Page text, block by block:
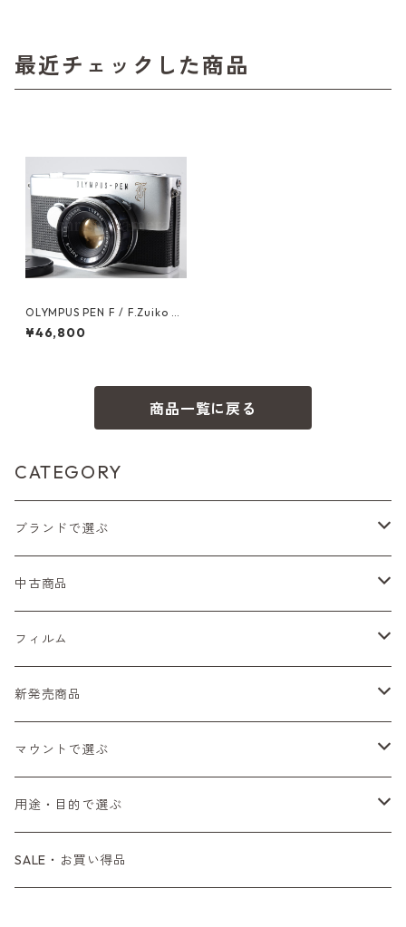
最近チェックした商品
OLYMPUS PEN F / F.Zuiko A
UTO-S 38mm F1.8 オーバーホ
ール済 オリンパス (55272)
¥46,800
商品一覧に戻る
CATEGORY
ブランドで選ぶ
Nikon（ニコン）
Sシリーズ
Fシリーズ（一桁＋F100）
Canon（キヤノン）
レンジファインダー（7、P）
PENTAX（ペンタックス）
SL、SP
K2、KX、KM
CONTAX（コンタックス）
G1、G2
Tシリーズ
MINOLTA（ミノルタ）
コンパクト
OLYMPUS（オリンパス）
中古商品
フィルムカメラ
一眼レフカメラ（マニュアルフォーカス）
一眼レフカメラ（オートフォーカス）
デジタルカメラ
一眼カメラ
ミラーレスカメラ
マニュアルレンズ
一眼レンズ
レンジファインダーレンズ
オートフォーカスレンズ
一眼レンズ
マウントアダプター
フィルム
レンズ付きフィルム
35mm（135）カラーネガ
35mm（135）白黒ネガ
35mm（135）カラーリバーサル
新発売商品
フィルムカメラ
レンズ付きフィルム
アクセサリー・付属品
マウントで選ぶ
M42
L39
用途・目的で選ぶ
初心者の方へもおすすめ！
SALE・お買い得品